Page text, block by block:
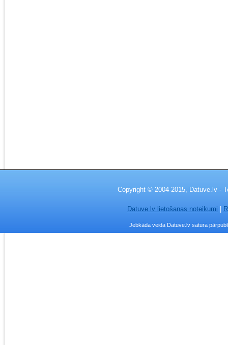
Copyright © 2004-2015, Datuve.lv -
Datuve.lv lietošanas noteikumi
Jebkāda veida Datuve.lv satura